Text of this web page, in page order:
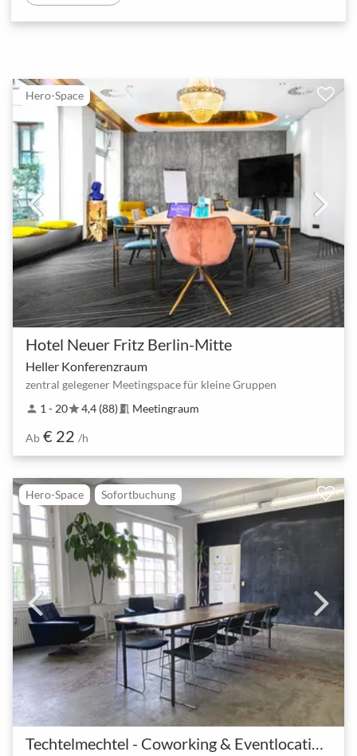
Hero-Space
Hotel Neuer Fritz Berlin-Mitte
Heller Konferenzraum
zentral gelegener Meetingspace für kleine Gruppen
person 1 - 20star4,4 (88) meeting_room Meetingraum
Ab € 22 /h
Hero-Space Sofortbuchung